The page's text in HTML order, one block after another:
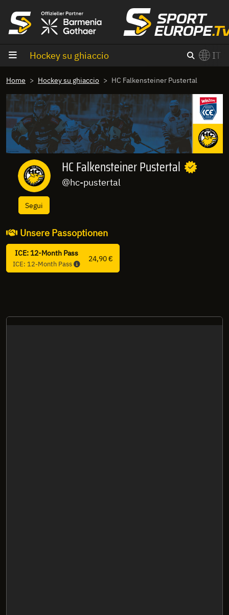
Hockey su ghiaccio IT
Switch to English?
Home Hockey su ghiaccio HC Falkensteiner Pustertal
Segui
HC Falkensteiner Pustertal
@hc-pustertal
Unsere Passoptionen
ICE: 12-Month Pass
ICE: 12-Month Pass
24,90 €